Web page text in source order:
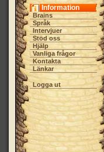
Information
Brains
Språk
Intervjuer
Stöd oss
Hjälp
Vanliga frågor
Kontakta
Länkar
Logga ut